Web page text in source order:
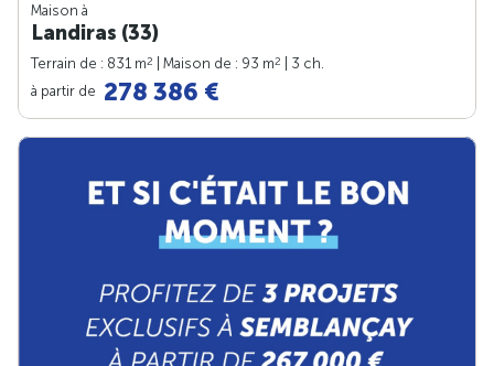
Maison à
Landiras (33)
Terrain de : 831 m2 | Maison de : 93 m2
| 3 ch.
à partir de 278 386 €